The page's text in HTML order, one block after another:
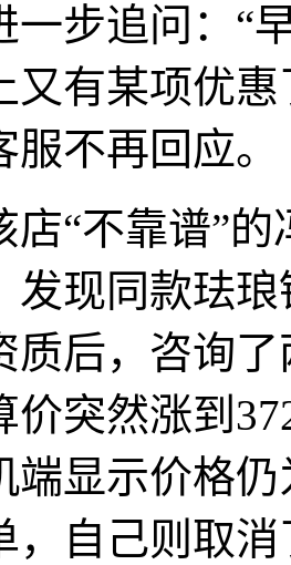
追问：“早
又有某项优
不再回应。
不靠谱”的
发现同款珐
质后，咨询
价突然涨到
端显示价格
，自己则取